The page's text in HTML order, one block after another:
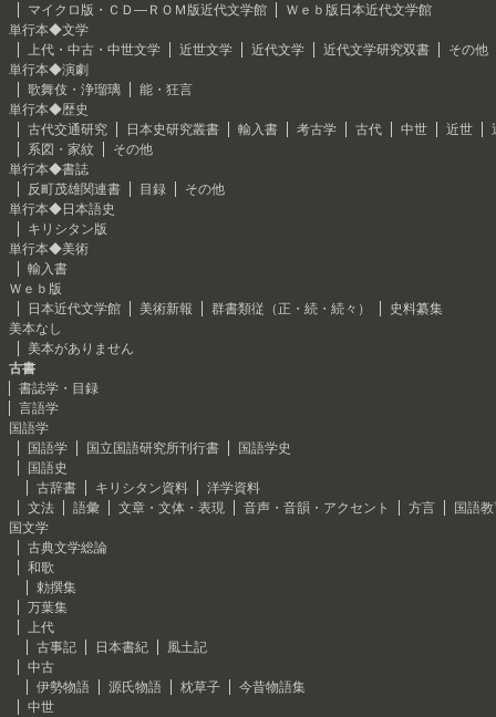
マイクロ版・ＣＤ―ＲＯＭ版近代文学館
Ｗｅｂ版日本近代文学館
単行本◆文学
上代・中古・中世文学
近世文学 近代文学 近代文学研究双書
その他
単行本◆演劇
歌舞伎・浄瑠璃
能・狂言
単行本◆歴史
古代交通研究
日本史研究叢書 輸入書 考古学 古代 中世 近世
系図・家紋
その他
単行本◆書誌
反町茂雄関連書
目録
その他
単行本◆日本語史
キリシタン版
単行本◆美術
輸入書
Ｗｅｂ版
日本近代文学館
美術新報 群書類従（正・続・続々）
史料纂集
美本なし
美本がありません
古書
書誌学・目録
言語学
国語学
国語学
国立国語研究所刊行書
国語学史
国語史
古辞書
キリシタン資料
洋学資料
文法
語彙 文章・文体・表現 音声・音韻・アクセント 方言
国語
国文学
古典文学総論
和歌
勅撰集
万葉集
上代
古事記
日本書紀
風土記
中古
伊勢物語
源氏物語 枕草子
今昔物語集
中世